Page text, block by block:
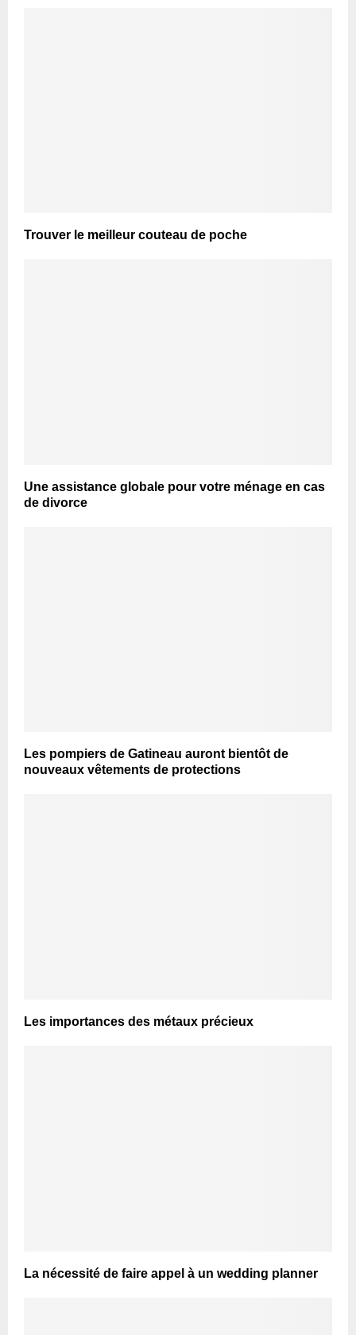
Trouver le meilleur couteau de poche
Une assistance globale pour votre ménage en cas
de divorce
Les pompiers de Gatineau auront bientôt de
nouveaux vêtements de protections
Les importances des métaux précieux
La nécessité de faire appel à un wedding planner